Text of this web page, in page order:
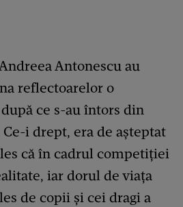
Antonescu au
reflectoarelor o
ce s-au întors din
i drept, era de așteptat
că în cadrul competiției
iar dorul de viața
de copii și cei dragi a